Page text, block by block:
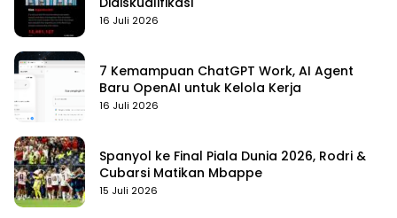
16 Juli 2026
7 Kemampuan ChatGPT Work, AI Agent
Baru OpenAI untuk Kelola Kerja
16 Juli 2026
Spanyol ke Final Piala Dunia 2026, Rodri &
Cubarsi Matikan Mbappe
15 Juli 2026